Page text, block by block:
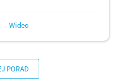
Wideo
PORAD